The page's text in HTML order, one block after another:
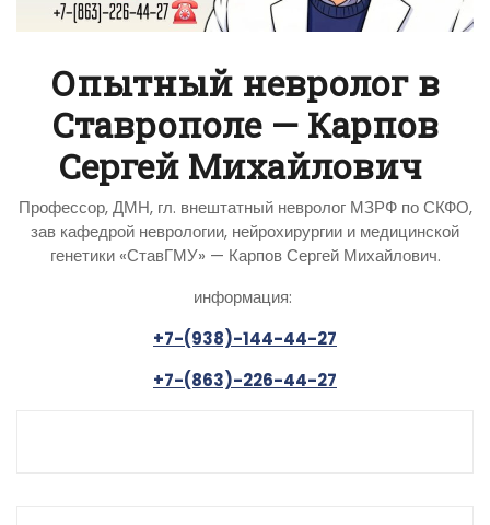
Опытный невролог в
Ставрополе — Карпов
Сергей Михайлович
Профессор, ДМН, гл. внештатный невролог МЗРФ по СКФО,
зав кафедрой неврологии, нейрохирургии и медицинской
генетики «СтавГМУ» — Карпов Сергей Михайлович.
информация:
+7-(938)-144-44-27
+7-(863)-226-44-27